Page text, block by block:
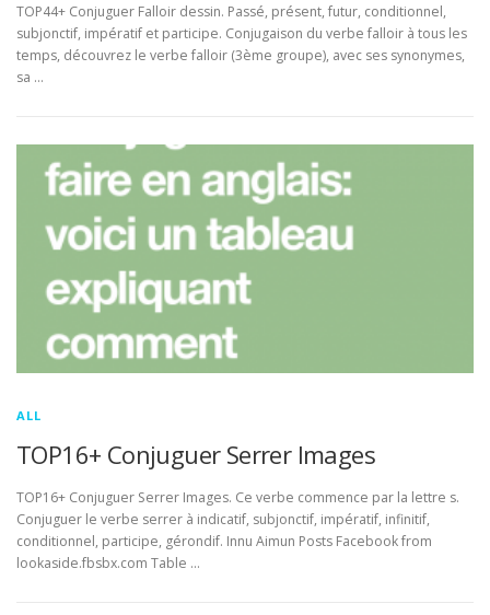
TOP44+ Conjuguer Falloir dessin. Passé, présent, futur, conditionnel,
subjonctif, impératif et participe. Conjugaison du verbe falloir à tous les
temps, découvrez le verbe falloir (3ème groupe), avec ses synonymes,
sa …
ALL
TOP16+ Conjuguer Serrer Images
TOP16+ Conjuguer Serrer Images. Ce verbe commence par la lettre s.
Conjuguer le verbe serrer à indicatif, subjonctif, impératif, infinitif,
conditionnel, participe, gérondif. Innu Aimun Posts Facebook from
lookaside.fbsbx.com Table …